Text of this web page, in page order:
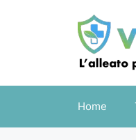
Home